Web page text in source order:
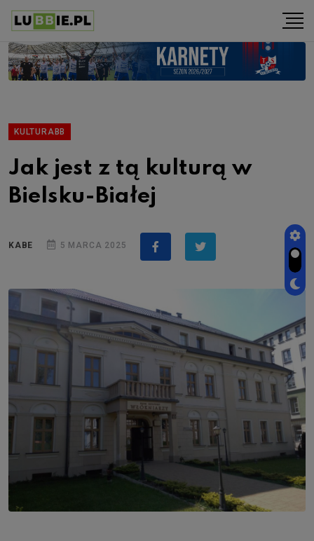
KULTURABB
Jak jest z tą kulturą w
Bielsku-Białej
KABE 5 MARCA 2025